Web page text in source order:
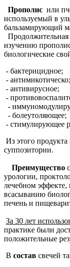
Прополис или
используемый в
бальзамирующий
Продолжительная
изучению
биологические
- бактерицидное;
- антимикотическо;
- антивирусное;
-
-
- болеутоляющее;
- стимулирующее
Из этого продукта
суппозитории.
Преимущество
урологии,
лечебном эффекте,
всасыванию
печень и
За 30 лет
практике были
положительные
В состав свечей